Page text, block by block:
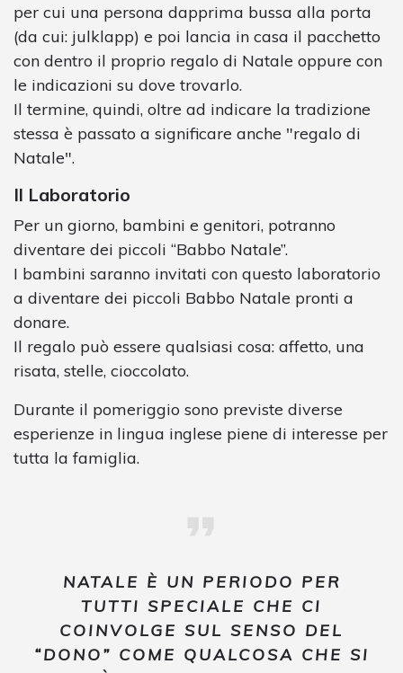
per cui una persona dapprima bussa alla porta
(da cui: julklapp) e poi lancia in casa il pacchetto
con dentro il proprio regalo di Natale oppure con
le indicazioni su dove trovarlo.
Il termine, quindi, oltre ad indicare la tradizione
stessa è passato a significare anche "regalo di
Natale".
Il Laboratorio
Per un giorno, bambini e genitori, potranno
diventare dei piccoli “Babbo Natale”.
I bambini saranno invitati con questo laboratorio
a diventare dei piccoli Babbo Natale pronti a
donare.
Il regalo può essere qualsiasi cosa: affetto, una
risata, stelle, cioccolato.
Durante il pomeriggio sono previste diverse
esperienze in lingua inglese piene di interesse per
tutta la famiglia.
NATALE È UN PERIODO PER
TUTTI SPECIALE CHE CI
COINVOLGE SUL SENSO DEL
“DONO” COME QUALCOSA CHE SI